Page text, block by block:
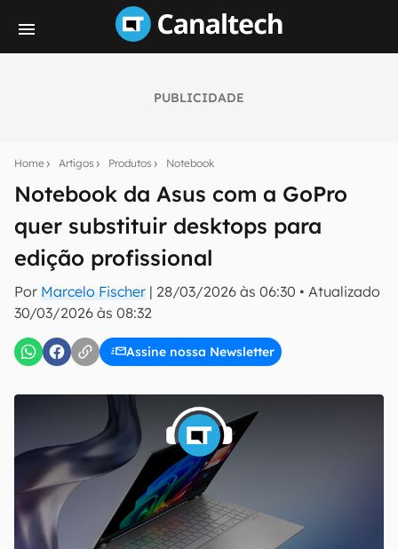
PUBLICIDADE
Home Artigos Produtos Notebook
Notebook da Asus com a GoPro
quer substituir desktops para
edição profissional
Por Marcelo Fischer | 28/03/2026 às 06:30 • Atualizado
30/03/2026 às 08:32
Assine nossa Newsletter
notícias e reviews sobre tecnologia em primeira
mão.
E-mail
inscreva-se
Confirmo que li, aceito e concordo com os Termos de
Uso e Política de Privacidade do Canaltech.